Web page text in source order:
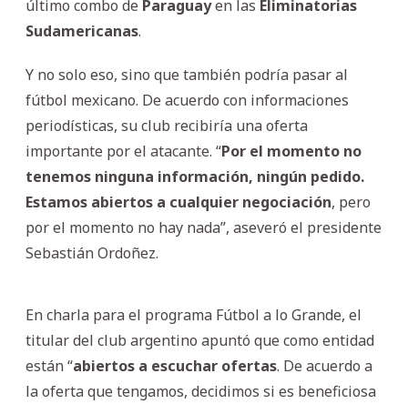
último combo de Paraguayen las Eliminatorias
Sudamericanas.
Y no solo eso, sino que también podría pasar al
fútbol mexicano. De acuerdo con informaciones
periodísticas, su club recibiría una oferta
importante por el atacante. “Por el momento no
tenemos ninguna información, ningún pedido.
Estamos abiertos a cualquier negociación, pero
por el momento no hay nada”, aseveró el presidente
Sebastián Ordoñez.
En charla para el programa Fútbol a lo Grande, el
titular del club argentino apuntó que como entidad
están “abiertos a escuchar ofertas. De acuerdo a
la oferta que tengamos, decidimos si es beneficiosa